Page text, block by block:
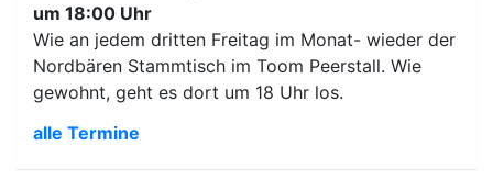
um 18:00 Uhr
Wie an jedem dritten Freitag im Monat- wieder der
Nordbären Stammtisch im Toom Peerstall. Wie
gewohnt, geht es dort um 18 Uhr los.
alle Termine